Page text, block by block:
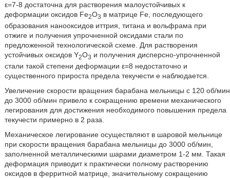
ε=7-8 достаточна для растворения малоустойчивых к
деформации оксидов Fe2O3 в матрице Fe, последующего
образования нанооксидов иттрия, титана и вольфрама при
отжиге и получения упрочненной оксидами стали по
предложенной технологической схеме. Для растворения
устойчивых оксидов Y2O3 и получения дисперсно-упрочненной
стали такой степени деформации ε=8 недостаточно и
существенного прироста предела текучести е наблюдается.
Увеличение скорости вращения барабана мельницы с 120 об/мин
до 3000 об/мин привело к сокращению времени механического
легирования для достижения необходимого повышения предела
текучести примерно в 2 раза.
Механическое легирование осуществляют в шаровой мельнице
при скорости вращения барабана мельницы до 3000 об/мин,
заполненной металлическими шарами диаметром 1-2 мм. Такая
деформация приводит к практически полному растворению
оксидов в ферритной матрице, значительному сокращению